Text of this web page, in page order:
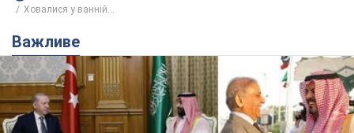
Ховалися у ванній...
Важливе